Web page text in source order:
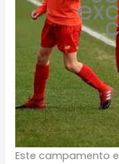
Este campamento